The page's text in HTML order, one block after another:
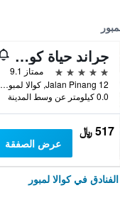
جراند حياة كوالالمبور
5 نجوم
ممتاز 9.1
12 Jalan Pinang, كوالا لمبور, ماليزيا
0.0 كيلومتر عن وسط المدينة
517 ﷼
عرض الصفقة
في كوالا لمبور